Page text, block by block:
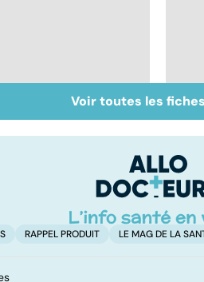
de gamètes : le
et le contre
Voir toutes les
RAPPEL PRODUIT LE MAG DE LA